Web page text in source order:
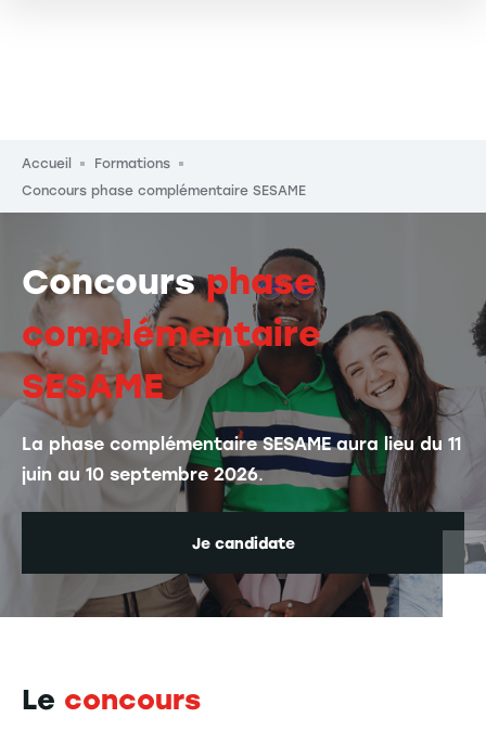
Fil d'Ariane
Accueil
Formations
Concours phase complémentaire SESAME
Concoursphase
complémentaire
SESAME
La phase complémentaire SESAME aura lieu du 11
juin au 10 septembre 2026.
Je candidate
Le concours